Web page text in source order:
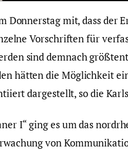
Donnerstag mit, dass der
Vorschriften für
sind demnach
hätten die Möglichkeit
dargestellt, so die
I“ ging es um das
von